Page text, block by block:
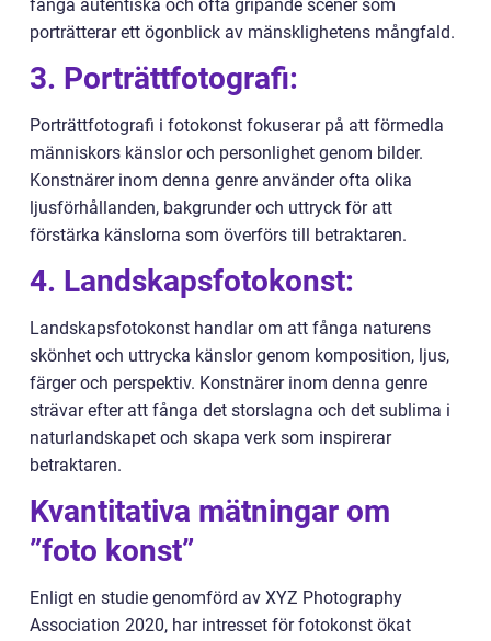
fånga autentiska och ofta gripande scener som
porträtterar ett ögonblick av mänsklighetens mångfald.
3. Porträttfotografi:
Porträttfotografi i fotokonst fokuserar på att förmedla
människors känslor och personlighet genom bilder.
Konstnärer inom denna genre använder ofta olika
ljusförhållanden, bakgrunder och uttryck för att
förstärka känslorna som överförs till betraktaren.
4. Landskapsfotokonst:
Landskapsfotokonst handlar om att fånga naturens
skönhet och uttrycka känslor genom komposition, ljus,
färger och perspektiv. Konstnärer inom denna genre
strävar efter att fånga det storslagna och det sublima i
naturlandskapet och skapa verk som inspirerar
betraktaren.
Kvantitativa mätningar om
”foto konst”
Enligt en studie genomförd av XYZ Photography
Association 2020, har intresset för fotokonst ökat